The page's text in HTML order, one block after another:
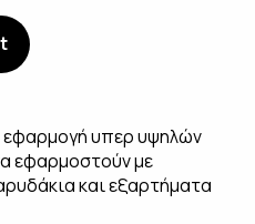
εφαρμογή υπερ υψηλών
εφαρμοστούν με
και εξαρτήματα